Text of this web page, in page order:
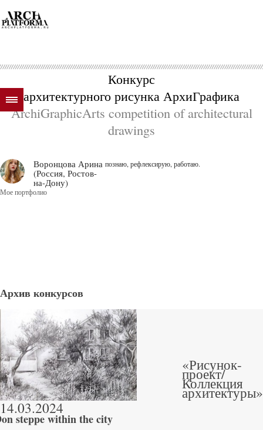
Конкурс
архитектурного рисунка АрхиГрафика
ArchiGraphicArts competition of architectural
drawings
Воронцова Арина
(Россия, Ростов-
на-Дону)
Мое портфолио
познаю, рефлексирую, работаю.
Архив конкурсов
14.03.2024
steppe within the city
«Рисунок-
проект/
Коллекция
архитектуры»